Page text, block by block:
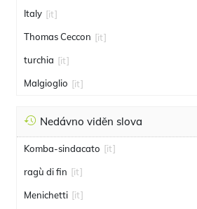
Italy [it]
Thomas Ceccon [it]
turchia [it]
Malgioglio [it]
Nedávno viděn slova
Komba-sindacato [it]
ragù di fin [it]
Menichetti [it]